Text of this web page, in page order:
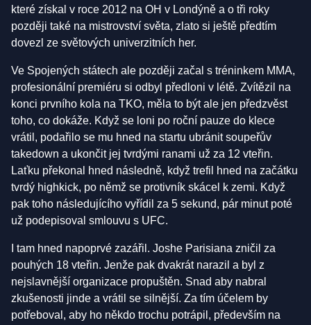
které získal v roce 2012 na OH v Londýně a o tři roky
později také na mistrovství světa, zlato si ještě předtím
dovezl ze světových univerzitních her.
Ve Spojených státech ale později začal s tréninkem MMA,
profesionální premiéru si odbyl předloni v létě. Zvítězil na
konci prvního kola na TKO, měla to být ale jen předzvěst
toho, co dokáže. Když se loni po roční pauze do klece
vrátil, podařilo se mu hned na startu ubránit soupeřův
takedown a ukončit jej tvrdými ranami už za 12 vteřin.
Laťku překonal hned následně, když trefil hned na začátku
tvrdý highkick, po němž se protivník skácel k zemi. Když
pak toho následujícího vyřídil za 5 sekund, pár minut poté
už podepisoval smlouvu s UFC.
I tam hned napoprvé zazářil. Joshe Parisiana zničil za
pouhých 18 vteřin. Jenže pak dvakrát narazil a byl z
nejslavnější organizace propuštěn. Snad aby nabral
zkušenosti jinde a vrátil se silnější. Za tím účelem by
potřeboval, aby ho někdo trochu potrápil, především na